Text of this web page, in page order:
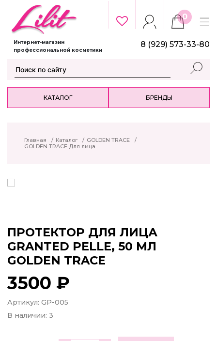
Интернет-магазин
профессиональной косметики
0
8 (929) 573-33-80
КАТАЛОГ БРЕНДЫ
Главная / Каталог / GOLDEN TRACE
/
GOLDEN TRACE Для лица
ПРОТЕКТОР ДЛЯ ЛИЦА
GRANTED PELLE, 50 МЛ
GOLDEN TRACE
3500 ₽
Артикул: GP-005
В наличии: 3